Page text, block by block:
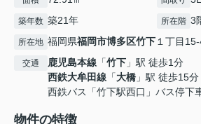
築年数 築21年 所在階 3
所在地 福岡県福岡市博多区竹下１丁目
交通 鹿児島本線 「竹下 」駅 徒歩1分
西鉄大牟田線 「大橋 」駅 徒歩15分
西鉄バス「竹下駅西口」バス停
物件の特徴